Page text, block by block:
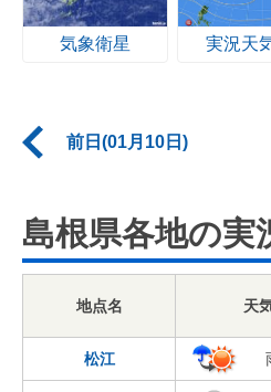
気象衛星 実況天
前日(01月10日)
島根県各地の実
地点名 天
松江